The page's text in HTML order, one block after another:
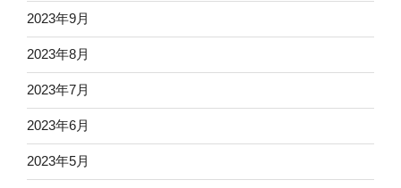
2023年9月
2023年8月
2023年7月
2023年6月
2023年5月